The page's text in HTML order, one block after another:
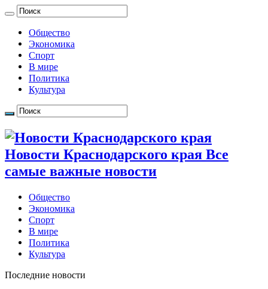
Общество
Экономика
Спорт
В мире
Политика
Культура
Новости Краснодарского края Все
самые важные новости
Общество
Экономика
Спорт
В мире
Политика
Культура
Последние новости